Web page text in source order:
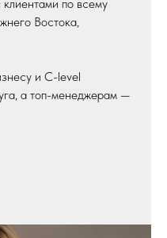
клиентами по всему
Востока,
и C-level
а топ-менеджерам —